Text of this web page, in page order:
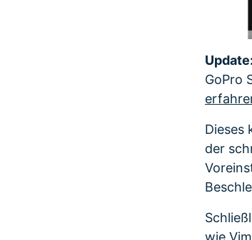
Update:
GoPro
Dieses
der
wie